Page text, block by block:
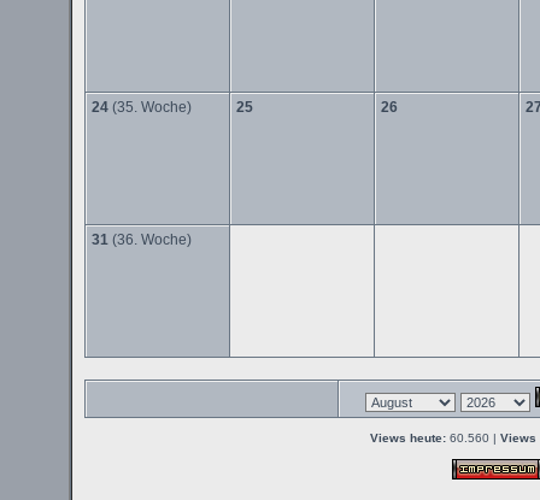
24(35. Woche) 25 26
31(36. Woche)
Views heute: 60.560 | Views